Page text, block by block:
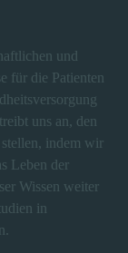
und
für die Patienten
uns an, den
indem wir
Leben der
Wissen weiter
in